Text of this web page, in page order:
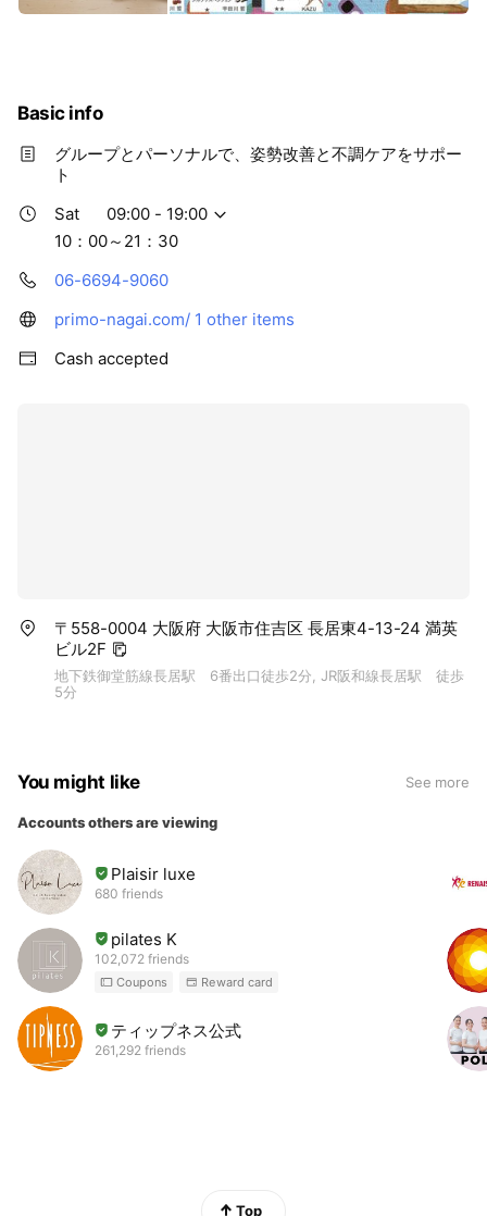
Basic info
グループとパーソナルで、姿勢改善と不調ケアをサポー
ト
Sat
09:00 - 19:00
10：00～21：30
06-6694-9060
primo-nagai.com/ 1 other items
Cash accepted
〒558-0004 大阪府 大阪市住吉区 長居東4-13-24 満英
ビル2F
地下鉄御堂筋線長居駅 6番出口徒歩2分, JR阪和線長居駅 徒歩
5分
You might like See more
Accounts others are viewing
Plaisir luxe
680 friends
pilates K
102,072 friends
Coupons Reward card
ティップネス公式
261,292 friends
Top